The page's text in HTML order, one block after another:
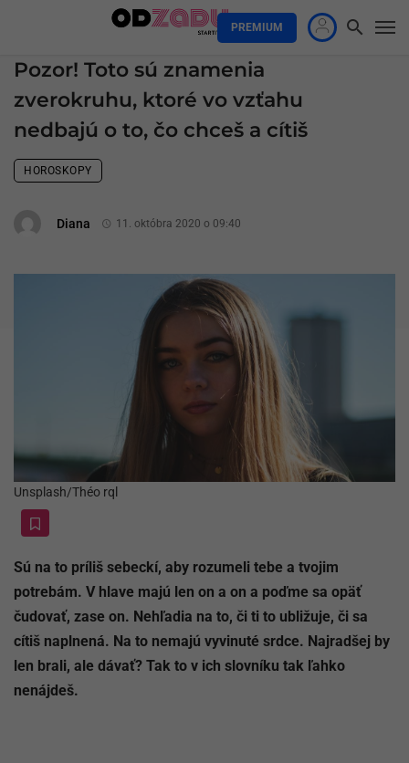
PREMIUM
Pozor! Toto sú znamenia
zverokruhu, ktoré vo vzťahu
nedbajú o to, čo chceš a cítiš
HOROSKOPY
Diana 11. októbra 2020 o 09:40
Unsplash/Théo rql
Sú na to príliš sebeckí, aby rozumeli tebe a tvojim
potrebám. V hlave majú len on a on a poďme sa opäť
čudovať, zase on. Nehľadia na to, či ti to ubližuje, či sa
cítiš naplnená. Na to nemajú vyvinuté srdce. Najradšej by
len brali, ale dávať? Tak to v ich slovníku tak ľahko
nenájdeš.